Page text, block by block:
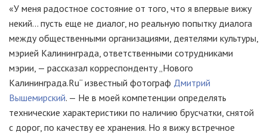
«У меня радостное состояние от того, что я впервые вижу
некий… пусть еще не диалог, но реальную попытку диалога
между общественными организациями, деятелями культуры,
мэрией Калининграда, ответственными сотрудниками
мэрии, — рассказал корреспонденту „Нового
Калининграда.Ru“ известный фотограф Дмитрий
Вышемирский. — Не в моей компетенции определять
технические характеристики по наличию брусчатки, снятой
с дорог, по качеству ее хранения. Но я вижу встречное